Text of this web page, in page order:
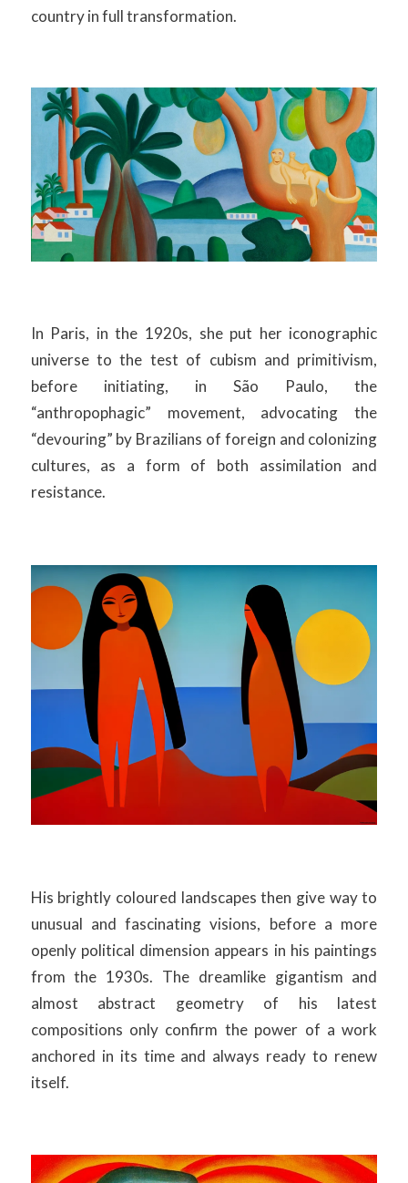
country in full transformation.
In Paris, in the 1920s, she put her iconographic
universe to the test of cubism and primitivism,
before initiating, in São Paulo, the
“anthropophagic” movement, advocating the
“devouring” by Brazilians of foreign and colonizing
cultures, as a form of both assimilation and
resistance.
His brightly coloured landscapes then give way to
unusual and fascinating visions, before a more
openly political dimension appears in his paintings
from the 1930s. The dreamlike gigantism and
almost abstract geometry of his latest
compositions only confirm the power of a work
anchored in its time and always ready to renew
itself.